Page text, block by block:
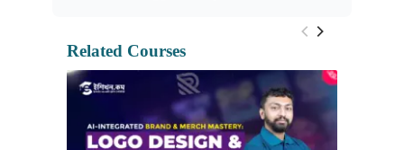
Related Courses